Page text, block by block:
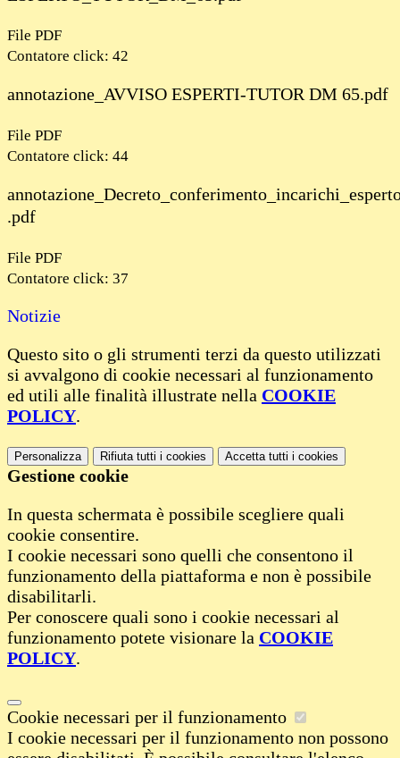
File PDF
Contatore click: 42
annotazione_AVVISO ESPERTI-TUTOR DM 65.pdf
File PDF
Contatore click: 44
.pdf
File PDF
Contatore click: 37
Notizie
Questo sito o gli strumenti terzi da questo utilizzati
si avvalgono di cookie necessari al funzionamento
ed utili alle finalità illustrate nella COOKIE
POLICY.
Personalizza Rifiuta tutti i cookies Accetta tutti i cookies
Gestione cookie
In questa schermata è possibile scegliere quali
cookie consentire.
I cookie necessari sono quelli che consentono il
funzionamento della piattaforma e non è possibile
disabilitarli.
Per conoscere quali sono i cookie necessari al
funzionamento potete visionare la COOKIE
POLICY.
Cookie necessari per il funzionamento
I cookie necessari per il funzionamento non possono